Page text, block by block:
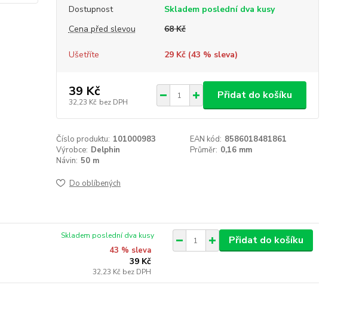
Dostupnost
Skladem poslední dva kusy
Cena před slevou
68 Kč
Ušetříte 29 Kč (43 % sleva)
39 Kč
32,23 Kč bez DPH
Přidat do košíku
Číslo produktu: 101000983 EAN kód: 8586018481861
Výrobce: Delphin Průměr: 0,16 mm
Návin: 50 m
Do oblíbených
43 % sleva
39 Kč
32,23 Kč bez DPH
Skladem poslední dva kusy Přidat do košíku